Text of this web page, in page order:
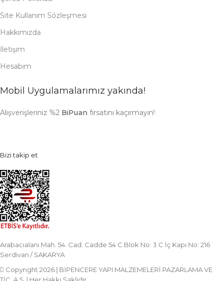
Site Kullanım Sözleşmesi
Hakkımızda
İletişim
Hesabım
Mobil Uygulamalarımız yakında!
Alışverişleriniz %2 BiPuan fırsatını kaçırmayın!
Bizi takip et
Arabacıalanı Mah. 54. Cad. Cadde 54 C Blok No: 3 C İç Kapı No: 216
Serdivan / SAKARYA
Copyright 2026 | BİPENCERE YAPI MALZEMELERİ PAZARLAMA VE
TİC. A.Ş. | Her Hakkı Saklıdır.